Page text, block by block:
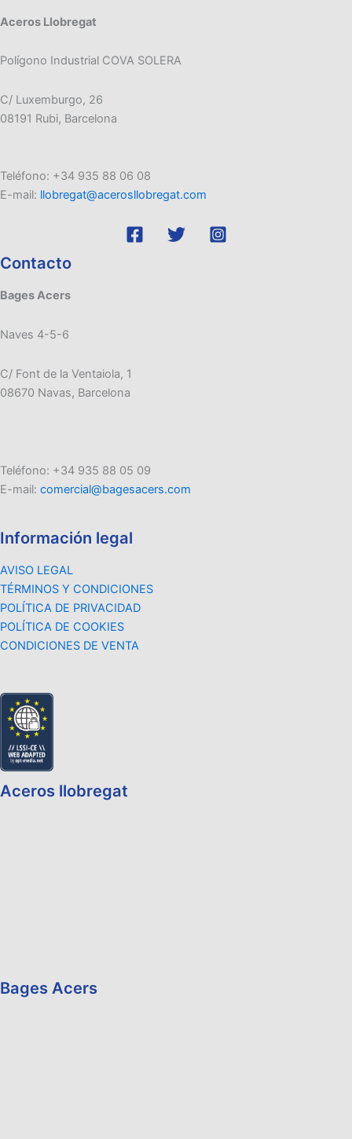
Aceros Llobregat
Polígono Industrial COVA SOLERA
C/ Luxemburgo, 26
08191 Rubi, Barcelona
Teléfono: +34 935 88 06 08
E-mail: llobregat@acerosllobregat.com
Contacto
Bages Acers
Naves 4-5-6
C/ Font de la Ventaiola, 1
08670 Navas, Barcelona
Teléfono: +34 935 88 05 09
E-mail: comercial@bagesacers.com
Información legal
AVISO LEGAL
TÉRMINOS Y CONDICIONES
POLÍTICA DE PRIVACIDAD
POLÍTICA DE COOKIES
CONDICIONES DE VENTA
Aceros llobregat
Bages Acers